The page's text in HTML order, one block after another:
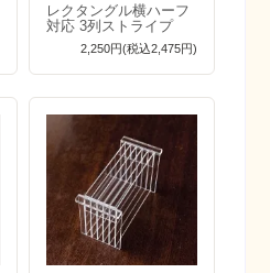
レクタングル横ハーフ
対応 3列ストライプ
2,250円(税込2,475円)